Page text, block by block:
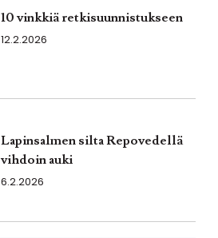
10 vinkkiä retkisuunnistukseen
12.2.2026
Lapinsalmen silta Repovedellä
vihdoin auki
6.2.2026